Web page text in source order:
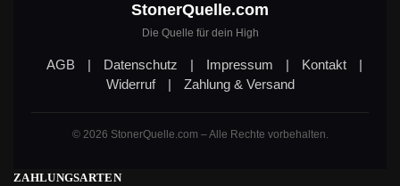
StonerQuelle.com
Die Quelle für dein High
AGB | Datenschutz | Impressum | Kontakt
|
Widerruf
| Zahlung & Versand
© 2026 StonerQuelle.com – Alle Rechte vorbehalten.
ZAHLUNGSARTEN